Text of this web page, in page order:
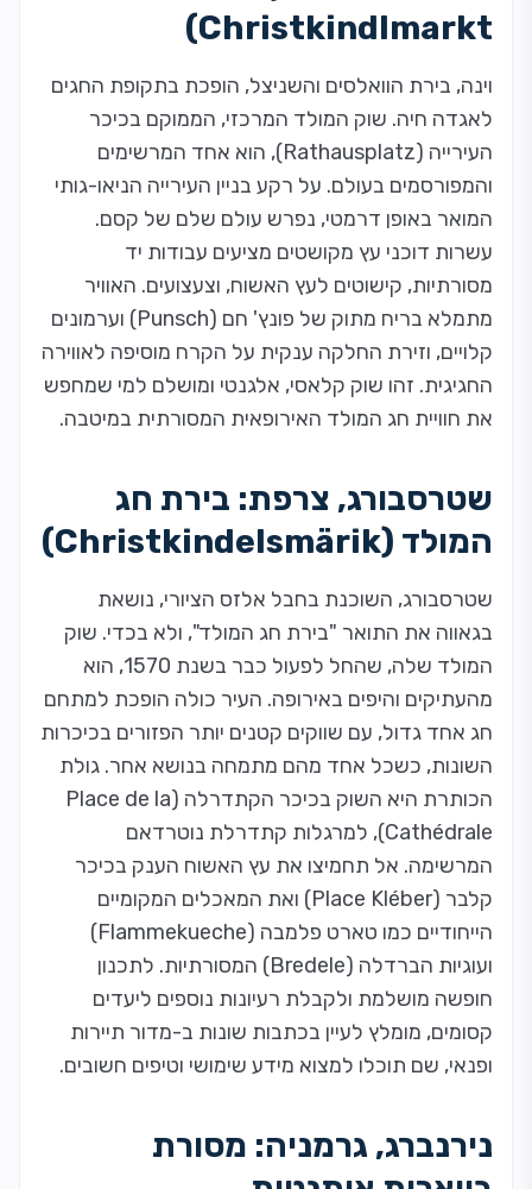
Christkindlmarkt)
וינה, בירת הוואלסים והשניצל, הופכת בתקופת החגים
לאגדה חיה. שוק המולד המרכזי, הממוקם בכיכר
העירייה (Rathausplatz), הוא אחד המרשימים
והמפורסמים בעולם. על רקע בניין העירייה הניאו-גותי
המואר באופן דרמטי, נפרש עולם שלם של קסם.
עשרות דוכני עץ מקושטים מציעים עבודות יד
מסורתיות, קישוטים לעץ האשוח, וצעצועים. האוויר
מתמלא בריח מתוק של פונץ' חם (Punsch) וערמונים
קלויים, וזירת החלקה ענקית על הקרח מוסיפה לאווירה
החגיגית. זהו שוק קלאסי, אלגנטי ומושלם למי שמחפש
את חוויית חג המולד האירופאית המסורתית במיטבה.
שטרסבורג, צרפת: בירת חג
המולד (Christkindelsmärik)
שטרסבורג, השוכנת בחבל אלזס הציורי, נושאת
בגאווה את התואר "בירת חג המולד", ולא בכדי. שוק
המולד שלה, שהחל לפעול כבר בשנת 1570, הוא
מהעתיקים והיפים באירופה. העיר כולה הופכת למתחם
חג אחד גדול, עם שווקים קטנים יותר הפזורים בכיכרות
השונות, כשכל אחד מהם מתמחה בנושא אחר. גולת
הכותרת היא השוק בכיכר הקתדרלה (Place de la
Cathédrale), למרגלות קתדרלת נוטרדאם
המרשימה. אל תחמיצו את עץ האשוח הענק בכיכר
קלבר (Place Kléber) ואת המאכלים המקומיים
הייחודיים כמו טארט פלמבה (Flammekueche)
ועוגיות הברדלה (Bredele) המסורתיות. לתכנון
חופשה מושלמת ולקבלת רעיונות נוספים ליעדים
קסומים, מומלץ לעיין בכתבות שונות ב-מדור תיירות
ופנאי, שם תוכלו למצוא מידע שימושי וטיפים חשובים.
נירנברג, גרמניה: מסורת